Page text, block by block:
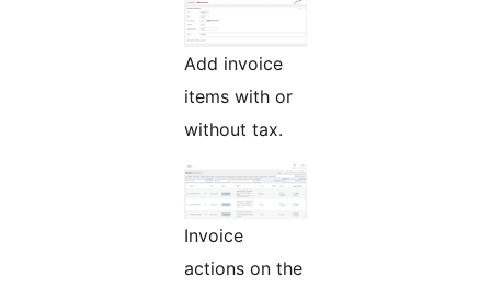
Add invoice
items with or
without tax.
Invoice
actions on the